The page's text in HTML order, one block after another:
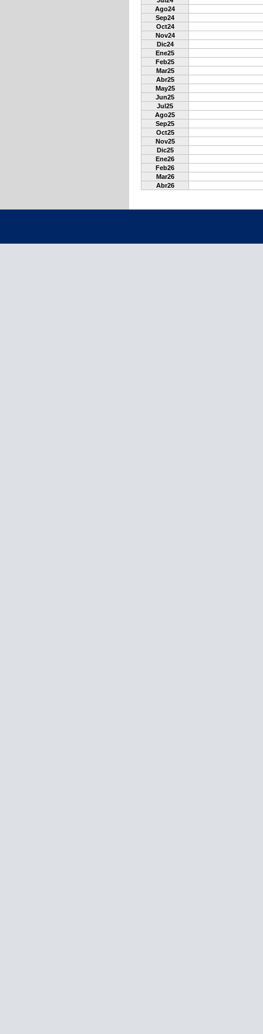
Ago24
Sep24
Oct24
Nov24
Dic24
Ene25
Feb25
Mar25
Abr25
May25
Jun25
Jul25
Ago25
Sep25
Oct25
Nov25
Dic25
Ene26
Feb26
Mar26
Abr26